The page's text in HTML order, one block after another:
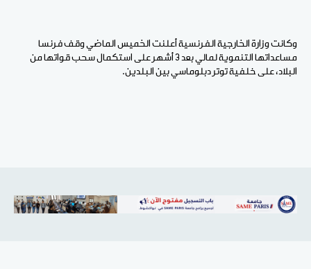
وكانت وزارة الخارجية الفرنسية أعلنت الخميس الماضي وقف فرنسا
مساعداتها التنموية لمالي بعد 3 أشهر على استكمال سحب قواتها من
البلاد، على خلفية توتر دبلوماسي بين البلدين.